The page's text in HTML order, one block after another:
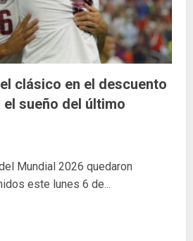
clásico en el descuento
sueño del último
Mundial 2026 quedaron
este lunes 6 de...